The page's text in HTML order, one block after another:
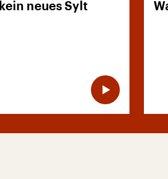
neues Sylt